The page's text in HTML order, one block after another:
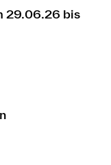
29.06.26 bis